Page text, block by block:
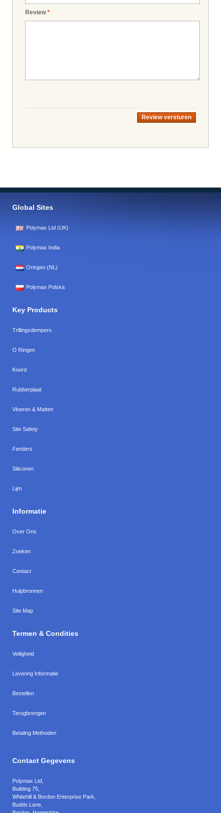
*
Review
Review versturen
Global Sites
Polymax Ltd (UK)
Polymax India
Oringen (NL)
Polymax Polska
Key Products
Trillingsdempers
O Ringen
Koord
Rubberplaat
Vloeren & Matten
Site Safety
Fenders
Siliconen
Lijm
Informatie
Over Ons
Zoeken
Contact
Hulpbronnen
Site Map
Termen & Condities
Veiligheid
Levering Informatie
Bestellen
Terugbrengen
Betaling Methoden
Contact Gegevens
Polymax Ltd
Building 75,
Whitehill & Bordon Enterprise Park,
Budds Lane